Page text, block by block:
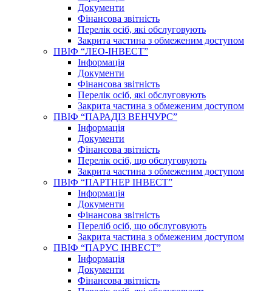
Документи
Фінансова звітність
Перелік осіб, які обслуговують
Закрита частина з обмеженим доступом
ПВІФ “ЛЕО-ІНВЕСТ”
Інформація
Документи
Фінансова звітність
Перелік осіб, які обслуговують
Закрита частина з обмеженим доступом
ПВІФ “ПАРАДІЗ ВЕНЧУРС”
Інформація
Документи
Фінансова звітність
Перелік осіб, що обслуговують
Закрита частина з обмеженим доступом
ПВІФ “ПАРТНЕР ІНВЕСТ”
Інформація
Документи
Фінансова звітність
Переліб осіб, що обслуговують
Закрита частина з обмеженим доступом
ПВІФ “ПАРУС ІНВЕСТ”
Інформація
Документи
Фінансова звітність